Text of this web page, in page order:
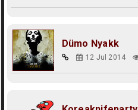
Dümo Nyakk
12 Jul 2014